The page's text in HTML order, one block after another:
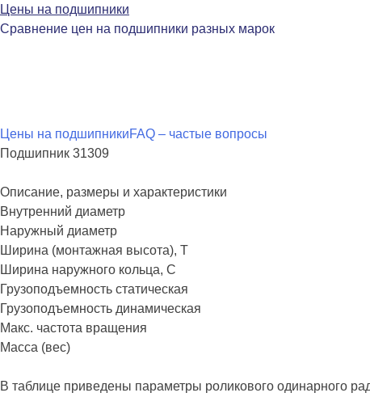
Цены на подшипники
Сравнение цен на подшипники разных марок
Перейти
к
Цены на подшипникиFAQ – частые вопросы
Подшипник 31309
Описание, размеры и характеристики
Внутренний диаметр
Наружный диаметр
Ширина (монтажная высота), T
Ширина наружного кольца, С
Грузоподъемность статическая
Грузоподъемность динамическая
Макс. частота вращения
Масса (вес)
В таблице приведены параметры роликового одинарного